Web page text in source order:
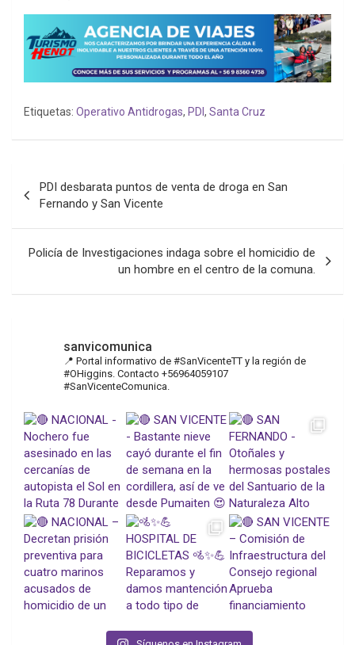
Etiquetas: Operativo Antidrogas, PDI , Santa Cruz
de
entradas
PDI desbarata puntos de venta de droga en San
Fernando y San Vicente
Policía de Investigaciones indaga sobre el homicidio de
un hombre en el centro de la comuna.
sanvicomunica
📍 Portal informativo de #SanVicenteTT y la región de
#OHiggins. Contacto +56964059107
#SanVicenteComunica.